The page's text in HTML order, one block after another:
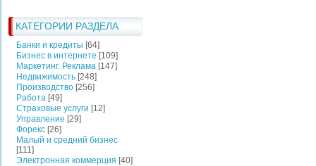
КАТЕГОРИИ РАЗДЕЛА
Банки и кредиты [64]
Бизнес в интернете [109]
Маркетинг. Реклама [147]
Недвижимость [248]
Производство [256]
Работа [49]
Страховые услуги [12]
Управление [29]
Форекс [26]
Малый и средний бизнес
[111]
Электронная коммерция [40]